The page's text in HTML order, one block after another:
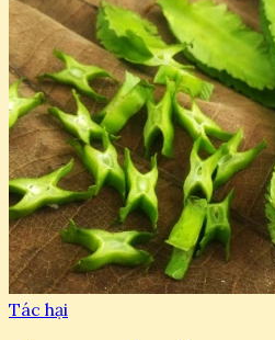
Tác hại